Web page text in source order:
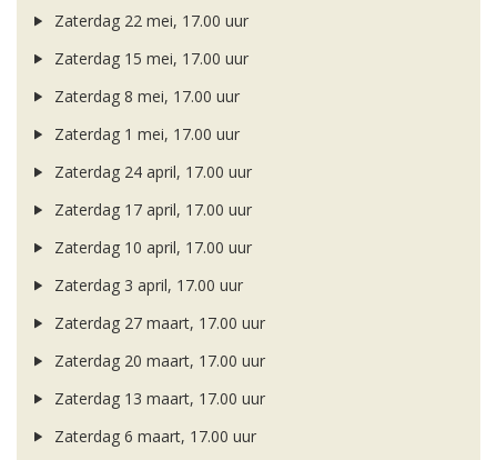
Zaterdag 22 mei, 17.00 uur
Zaterdag 15 mei, 17.00 uur
Zaterdag 8 mei, 17.00 uur
Zaterdag 1 mei, 17.00 uur
Zaterdag 24 april, 17.00 uur
Zaterdag 17 april, 17.00 uur
Zaterdag 10 april, 17.00 uur
Zaterdag 3 april, 17.00 uur
Zaterdag 27 maart, 17.00 uur
Zaterdag 20 maart, 17.00 uur
Zaterdag 13 maart, 17.00 uur
Zaterdag 6 maart, 17.00 uur